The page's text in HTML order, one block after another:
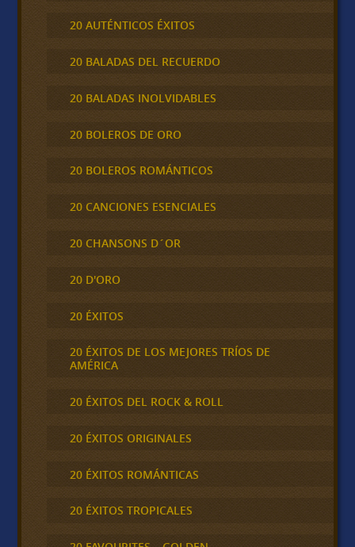
20 AUTÉNTICOS ÉXITOS
20 BALADAS DEL RECUERDO
20 BALADAS INOLVIDABLES
20 BOLEROS DE ORO
20 BOLEROS ROMÁNTICOS
20 CANCIONES ESENCIALES
20 CHANSONS D´OR
20 D'ORO
20 ÉXITOS
20 ÉXITOS DE LOS MEJORES TRÍOS DE
AMÉRICA
20 ÉXITOS DEL ROCK & ROLL
20 ÉXITOS ORIGINALES
20 ÉXITOS ROMÁNTICAS
20 ÉXITOS TROPICALES